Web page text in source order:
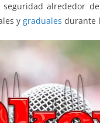
alrededor
y graduales durante